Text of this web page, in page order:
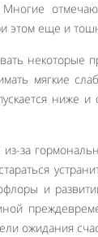
этом еще и
некоторые
мягкие
ниже
из-за
и
ожидания